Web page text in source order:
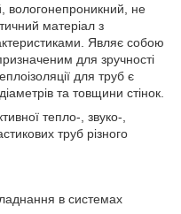
вологонепроникний, не
матеріал з
Являє собою
для зручності
для труб є
та товщини стінок.
тепло-, звуко-,
труб різного
в системах